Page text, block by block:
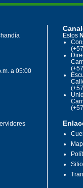
a 05:00
Estos